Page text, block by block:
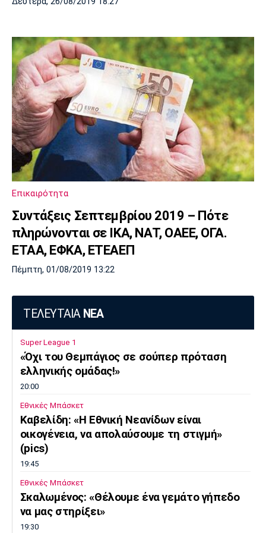
Επικαιρότητα
Συντάξεις Σεπτεμβρίου 2019 – Πότε
πληρώνονται σε ΙΚΑ, ΝΑΤ, ΟΑΕΕ, ΟΓΑ.
ΕΤΑΑ, ΕΦΚΑ, ΕΤΕΑΕΠ
Πέμπτη, 01/08/2019 13:22
ΤΕΛΕΥΤΑΙΑ ΝΕΑ
Super League 1
«Όχι του Θεμπάγιος σε σούπερ πρόταση
ελληνικής ομάδας!»
20:00
Εθνικές Μπάσκετ
Καβελίδη: «Η Εθνική Νεανίδων είναι
οικογένεια, να απολαύσουμε τη στιγμή»
(pics)
19:45
Εθνικές Μπάσκετ
Σκαλωμένος: «Θέλουμε ένα γεμάτο γήπεδο
να μας στηρίξει»
19:30